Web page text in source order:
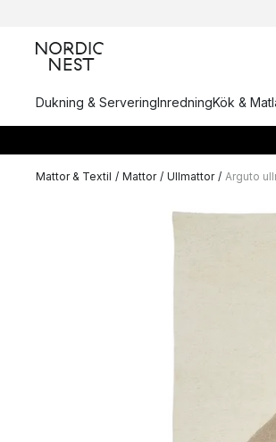
Dukning & ServeringInredningKök &
Mattor & Textil / Mattor / Ullmattor / Arguto